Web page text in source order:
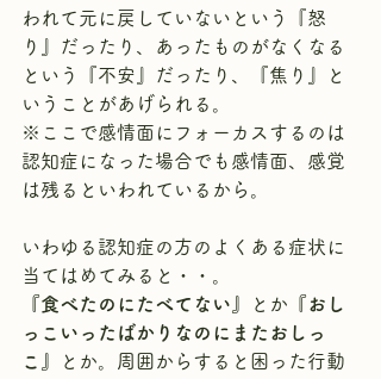
われて元に戻していないという『怒
り』だったり、あったものがなくなる
という『不安』だったり、『焦り』と
いうことがあげられる。
※ここで感情面にフォーカスするのは
認知症になった場合でも感情面、感覚
は残るといわれているから。
いわゆる認知症の方のよくある症状に
当てはめてみると・・。
『食べたのにたべてない』
とか 『おし
っこいったばかりなのにまたおしっ
こ』
とか。周囲からすると困った行動